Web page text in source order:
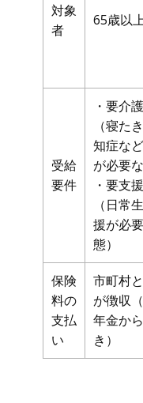
対象
者
65歳以
受給
要件
・要介
（寝た
知症な
が必要
・要支
（日常
援が必
態）
保険
料の
支払
い
市町村
が徴収（
年金か
き）